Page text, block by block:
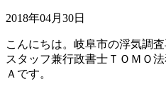
2018年04月30日
こんにちは。岐阜市の浮気調査
スタッフ兼行政書士ＴＯＭＯ
Ａです。